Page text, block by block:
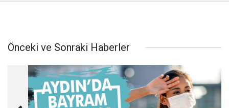
Önceki ve Sonraki Haberler